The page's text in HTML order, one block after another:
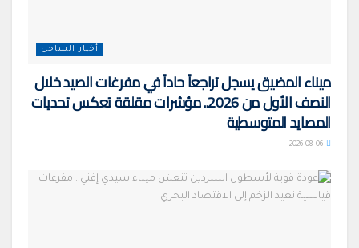
أخبار الساحل
ميناء المضيق يسجل تراجعاً حاداً في مفرغات الصيد خلال
النصف الأول من 2026.. مؤشرات مقلقة تعكس تحديات
المصايد المتوسطية